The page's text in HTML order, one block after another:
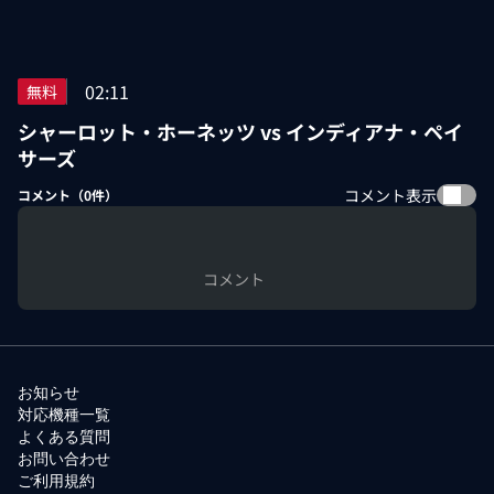
無料 02:11
シャーロット・ホーネッツ vs インディアナ・ペイ
サーズ
コメント（0件） コメント表示
コメント
お知らせ
対応機種一覧
よくある質問
お問い合わせ
ご利用規約